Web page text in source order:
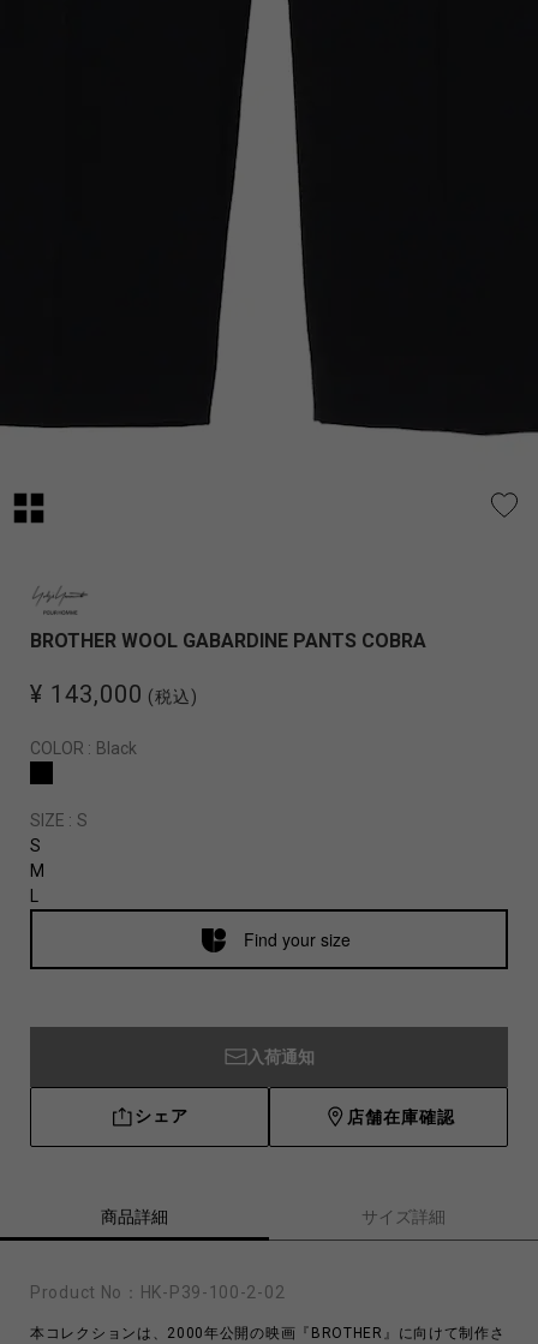
BROTHER WOOL GABARDINE PANTS COBRA
¥ 143,000 (税込)
COLOR : Black
SIZE : S
S
M
Find your size
入荷通知
シェア 店舗在庫確認
商品詳細 サイズ詳細
Product No： HK-P39-100-2-02
本コレクションは、2000年公開の映画『BROTHER』に向けて制作さ